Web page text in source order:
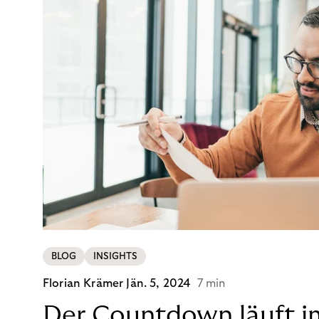
BLOG INSIGHTS
Florian Krämer Jän. 5, 2024 7 min